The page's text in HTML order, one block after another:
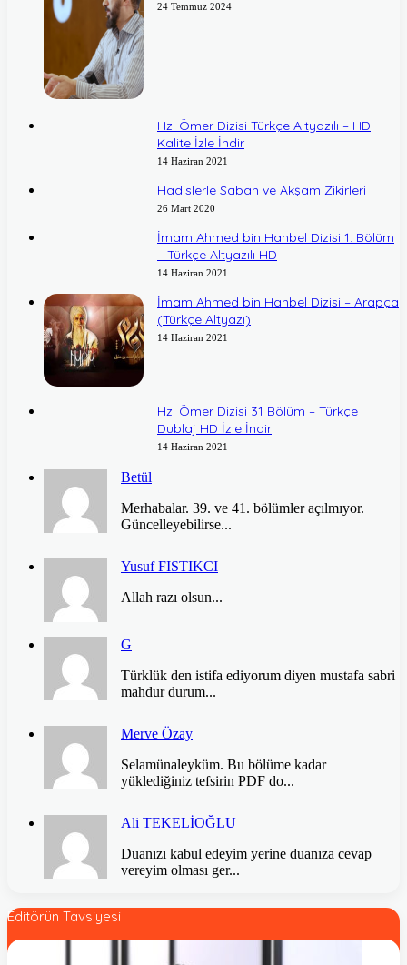
24 Temmuz 2024
Hz. Ömer Dizisi Türkçe Altyazılı – HD
Kalite İzle İndir
14 Haziran 2021
Hadislerle Sabah ve Akşam Zikirleri
26 Mart 2020
İmam Ahmed bin Hanbel Dizisi 1. Bölüm
– Türkçe Altyazılı HD
14 Haziran 2021
İmam Ahmed bin Hanbel Dizisi – Arapça
(Türkçe Altyazı)
14 Haziran 2021
Hz. Ömer Dizisi 31 Bölüm – Türkçe
Dublaj HD İzle İndir
14 Haziran 2021
Betül
Merhabalar. 39. ve 41. bölümler açılmıyor.
Güncelleyebilirse...
Yusuf FISTIKCI
Allah razı olsun...
G
Türklük den istifa ediyorum diyen mustafa sabri
mahdur durum...
Merve Özay
Selamünaleyküm. Bu bölüme kadar
yüklediğiniz tefsirin PDF do...
Ali TEKELİOĞLU
Duanızı kabul edeyim yerine duanıza cevap
vereyim olması ger...
Editörün Tavsiyesi